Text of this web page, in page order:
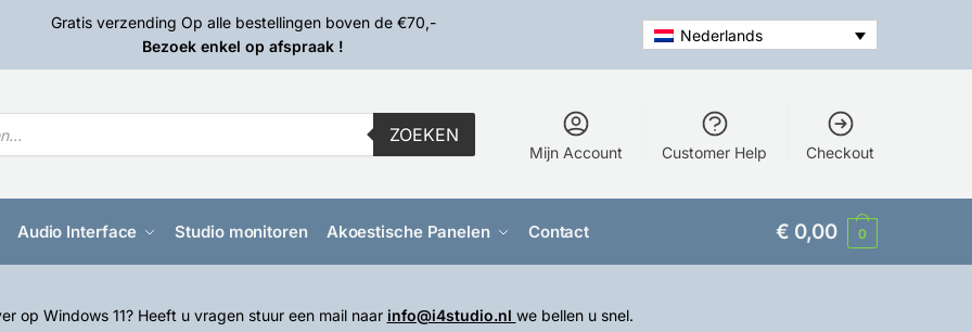
Gratis verzending Op alle bestellingen boven de €70,-
Bezoek enkel op afspraak !
Nederlands
ZOEKEN
Mijn Account Customer Help Checkout
Audio Interface Studio monitoren Akoestische Panelen Contact € 0,00 0
op Windows 11? Heeft u vragen stuur een mail naar info@i4studio.nl we bellen u snel.